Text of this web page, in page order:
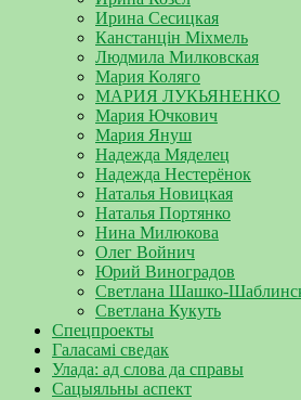
Ирина Сесицкая
Канстанцін Міхмель
Людмила Милковская
Мария Коляго
МАРИЯ ЛУКЬЯНЕНКО
Мария Ючкович
Мария Януш
Надежда Мяделец
Надежда Нестерёнок
Наталья Новицкая
Наталья Портянко
Нина Милюкова
Олег Войнич
Юрий Виноградов
Светлана Шашко-
Светлана Кукуть
Спецпроекты
Галасамі сведак
Улада: ад слова да справы
Сацыяльны аспект